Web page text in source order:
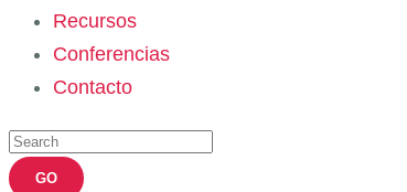
Recursos
Conferencias
Contacto